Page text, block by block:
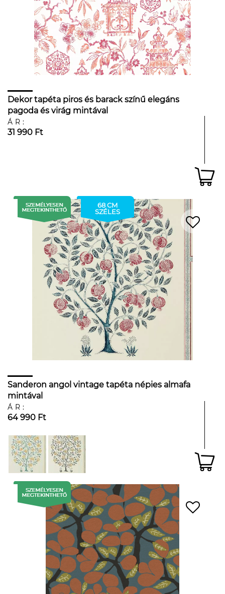
Dekor tapéta piros és barack színű elegáns
pagoda és virág mintával
ÁR:
31 990 Ft
68 CM
SZÉLES
Sanderon angol vintage tapéta népies almafa
mintával
ÁR:
64 990 Ft